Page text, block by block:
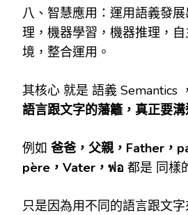
八、智慧應用：運用語義發
理，機器學習，機器推理，
境，整合運用。
其核心 就是 語義 Semantics
語言跟文字的藩籬，真正要
例如 爸爸，父親，Father，
père，Vater，พ่อ 都是 同樣
只是因為用不同的語言跟文